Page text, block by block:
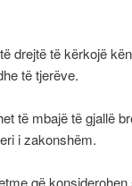
drejtë të kërkojë
të tjerëve.
të mbajë të gjallë
i zakonshëm.